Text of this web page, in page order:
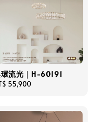
流光｜H-60191
55,900